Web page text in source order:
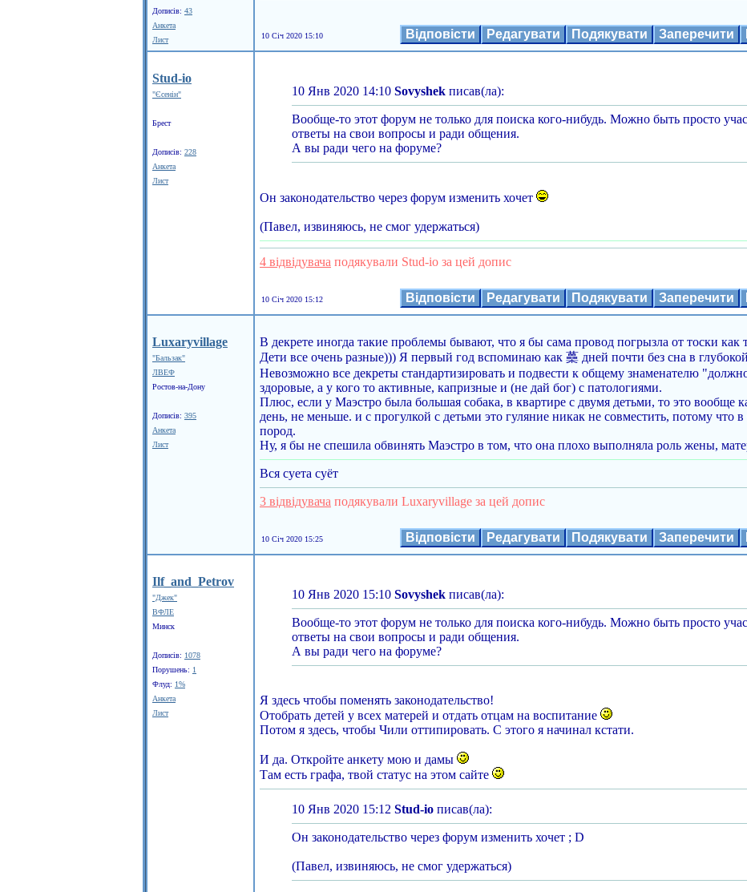
Дописів: 43
Анкета
Лист
10 Січ 2020 15:10 Відповісти Редагувати Подякувати Заперечити
Stud-io
"Єсенін"
Брест
Дописів: 228
Анкета
Лист
10 Янв 2020 14:10 Sovyshek писав(ла):
Вообще-то этот форум не только для поиска кого-нибудь. Можно быть просто
ответы на свои вопросы и ради общения.
А вы ради чего на форуме?
Он законодательство через форум изменить хочет
(Павел, извиняюсь, не смог удержаться)
4 відвідувача подякували Stud-io за цей допис
10 Січ 2020 15:12 Відповісти Редагувати Подякувати Заперечити
Luxaryvillage
"Бальзак"
ЛВЕФ
Ростов-на-Дону
Дописів: 395
Анкета
Лист
В декрете иногда такие проблемы бывают, что я бы сама провод погрызла от тоски как
Дети все очень разные))) Я первый год вспоминаю как 蘽 дней почти без сна в
Невозможно все декреты стандартизировать и подвести к общему знаменателю
здоровые, а у кого то активные, капризные и (не дай бог) с патологиями.
Плюс, если у Маэстро была большая собака, в квартире с двумя детьми, то это вообще
день, не меньше. и с прогулкой с детьми это гуляние никак не совместить, потому что
пород.
Ну, я бы не спешила обвинять Маэстро в том, что она плохо выполняла роль жены,
Вся суета суёт
3 відвідувача подякували Luxaryvillage за цей допис
10 Січ 2020 15:25 Відповісти Редагувати Подякувати Заперечити
Ilf_and_Petrov
"Джек"
ВФЛЕ
Минск
Дописів: 1078
Порушень: 1
Флуд: 1%
Анкета
Лист
10 Янв 2020 15:10 Sovyshek писав(ла):
Вообще-то этот форум не только для поиска кого-нибудь. Можно быть просто
ответы на свои вопросы и ради общения.
А вы ради чего на форуме?
Я здесь чтобы поменять законодательство!
Отобрать детей у всех матерей и отдать отцам на воспитание
Потом я здесь, чтобы Чили оттипировать. С этого я начинал кстати.
И да. Откройте анкету мою и дамы
Там есть графа, твой статус на этом сайте
10 Янв 2020 15:12 Stud-io писав(ла):
Он законодательство через форум изменить хочет ; D
(Павел, извиняюсь, не смог удержаться)